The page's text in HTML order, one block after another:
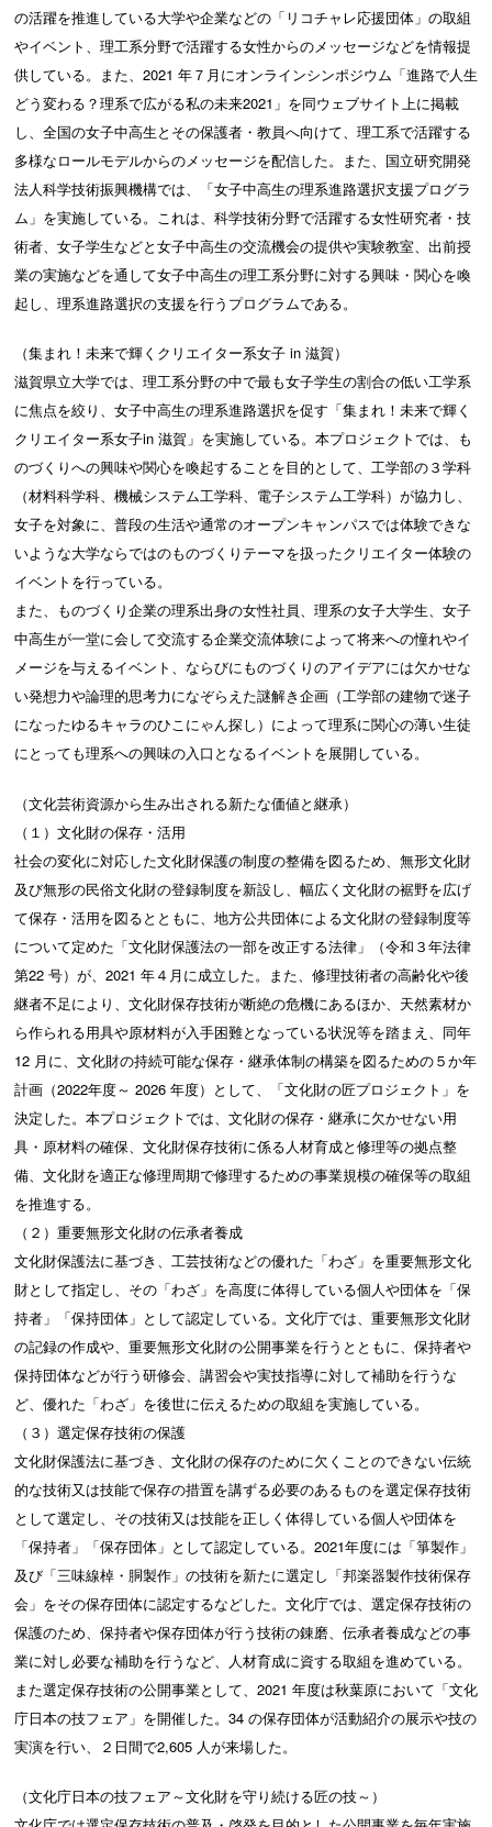
の活躍を推進している大学や企業などの「リコチャレ応援団体」の取組
やイベント、理工系分野で活躍する女性からのメッセージなどを情報提
供している。また、2021 年７月にオンラインシンポジウム「進路で人生
どう変わる？理系で広がる私の未来2021」を同ウェブサイト上に掲載
し、全国の女子中高生とその保護者・教員へ向けて、理工系で活躍する
多様なロールモデルからのメッセージを配信した。また、国立研究開発
法人科学技術振興機構では、「女子中高生の理系進路選択支援プログラ
ム」を実施している。これは、科学技術分野で活躍する女性研究者・技
術者、女子学生などと女子中高生の交流機会の提供や実験教室、出前授
業の実施などを通して女子中高生の理工系分野に対する興味・関心を喚
起し、理系進路選択の支援を行うプログラムである。
（集まれ！未来で輝くクリエイター系女子 in 滋賀）
滋賀県立大学では、理工系分野の中で最も女子学生の割合の低い工学系
に焦点を絞り、女子中高生の理系進路選択を促す「集まれ！未来で輝く
クリエイター系女子in 滋賀」を実施している。本プロジェクトでは、も
のづくりへの興味や関心を喚起することを目的として、工学部の３学科
（材料科学科、機械システム工学科、電子システム工学科）が協力し、
女子を対象に、普段の生活や通常のオープンキャンパスでは体験できな
いような大学ならではのものづくりテーマを扱ったクリエイター体験の
イベントを行っている。
また、ものづくり企業の理系出身の女性社員、理系の女子大学生、女子
中高生が一堂に会して交流する企業交流体験によって将来への憧れやイ
メージを与えるイベント、ならびにものづくりのアイデアには欠かせな
い発想力や論理的思考力になぞらえた謎解き企画（工学部の建物で迷子
になったゆるキャラのひこにゃん探し）によって理系に関心の薄い生徒
にとっても理系への興味の入口となるイベントを展開している。
（文化芸術資源から生み出される新たな価値と継承）
（１）文化財の保存・活用
社会の変化に対応した文化財保護の制度の整備を図るため、無形文化財
及び無形の民俗文化財の登録制度を新設し、幅広く文化財の裾野を広げ
て保存・活用を図るとともに、地方公共団体による文化財の登録制度等
について定めた「文化財保護法の一部を改正する法律」（令和３年法律
第22 号）が、2021 年４月に成立した。また、修理技術者の高齢化や後
継者不足により、文化財保存技術が断絶の危機にあるほか、天然素材か
ら作られる用具や原材料が入手困難となっている状況等を踏まえ、同年
12 月に、文化財の持続可能な保存・継承体制の構築を図るための５か年
計画（2022年度～ 2026 年度）として、「文化財の匠プロジェクト」を
決定した。本プロジェクトでは、文化財の保存・継承に欠かせない用
具・原材料の確保、文化財保存技術に係る人材育成と修理等の拠点整
備、文化財を適正な修理周期で修理するための事業規模の確保等の取組
を推進する。
（２）重要無形文化財の伝承者養成
文化財保護法に基づき、工芸技術などの優れた「わざ」を重要無形文化
財として指定し、その「わざ」を高度に体得している個人や団体を「保
持者」「保持団体」として認定している。文化庁では、重要無形文化財
の記録の作成や、重要無形文化財の公開事業を行うとともに、保持者や
保持団体などが行う研修会、講習会や実技指導に対して補助を行うな
ど、優れた「わざ」を後世に伝えるための取組を実施している。
（３）選定保存技術の保護
文化財保護法に基づき、文化財の保存のために欠くことのできない伝統
的な技術又は技能で保存の措置を講ずる必要のあるものを選定保存技術
として選定し、その技術又は技能を正しく体得している個人や団体を
「保持者」「保存団体」として認定している。2021年度には「箏製作」
及び「三味線棹・胴製作」の技術を新たに選定し「邦楽器製作技術保存
会」をその保存団体に認定するなどした。文化庁では、選定保存技術の
保護のため、保持者や保存団体が行う技術の錬磨、伝承者養成などの事
業に対し必要な補助を行うなど、人材育成に資する取組を進めている。
また選定保存技術の公開事業として、2021 年度は秋葉原において「文化
庁日本の技フェア」を開催した。34 の保存団体が活動紹介の展示や技の
実演を行い、２日間で2,605 人が来場した。
（文化庁日本の技フェア～文化財を守り続ける匠の技～）